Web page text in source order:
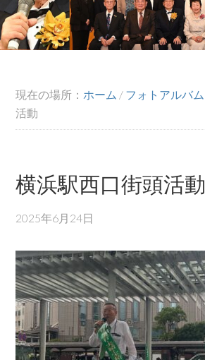
現在の場所： ホーム / フォトアルバム
活動
横浜駅西口街頭活動
2025年6月24日